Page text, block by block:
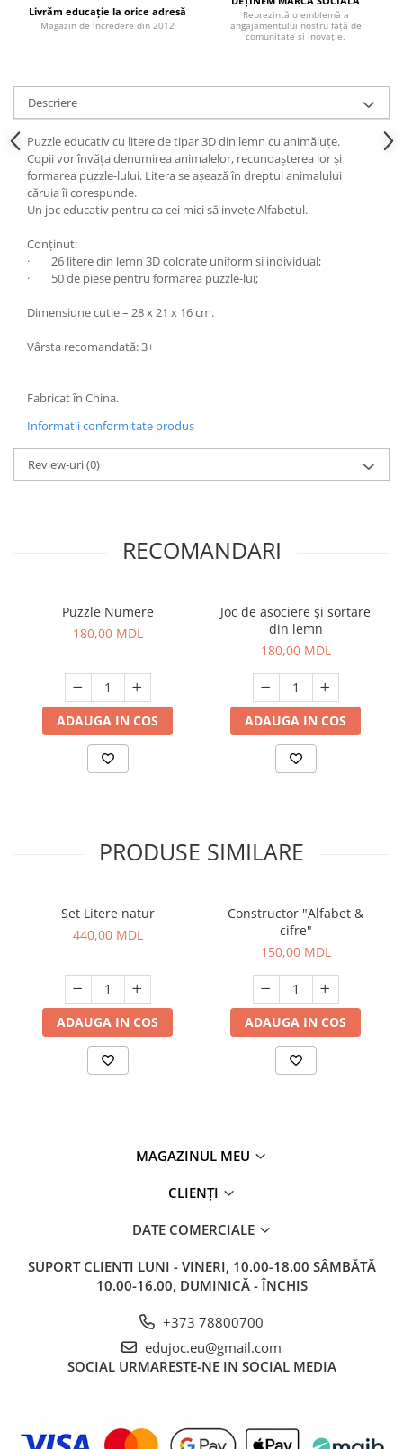
Livrăm educație la orice adresă
Magazin de încredere din 2012
Reprezintă o emblemă a
angajamentului nostru față de
comunitate și inovație.
Descriere
Puzzle educativ cu litere de tipar 3D din lemn cu animăluțe.
Copii vor învăța denumirea animalelor, recunoașterea lor și
formarea puzzle-lului. Litera se așează în dreptul animalului
căruia îi corespunde.
Un joc educativ pentru ca cei mici să invețe Alfabetul.
Conținut:
·
26 litere din lemn 3D colorate uniform si individual;
·
50 de piese pentru formarea puzzle-lui;
Dimensiune cutie – 28 x 21 x 16 cm.
Vârsta recomandată: 3+
Fabricat în China.
Informatii conformitate produs
Review-uri(0)
RECOMANDARI
Puzzle Numere
180,00 MDL
ADAUGA IN COS
Joc de asociere și sortare
din lemn
180,00 MDL
ADAUGA IN COS
PRODUSE SIMILARE
Set Litere natur
440,00 MDL
ADAUGA IN COS
Constructor "Alfabet &
cifre"
150,00 MDL
ADAUGA IN COS
MAGAZINUL MEU
CLIENȚI
DATE COMERCIALE
SUPORT CLIENTI LUNI - VINERI, 10.00-18.00 SÂMBĂTĂ
10.00-16.00, DUMINICĂ - ÎNCHIS
+373 78800700
edujoc.eu@gmail.com
SOCIAL URMARESTE-NE IN SOCIAL MEDIA